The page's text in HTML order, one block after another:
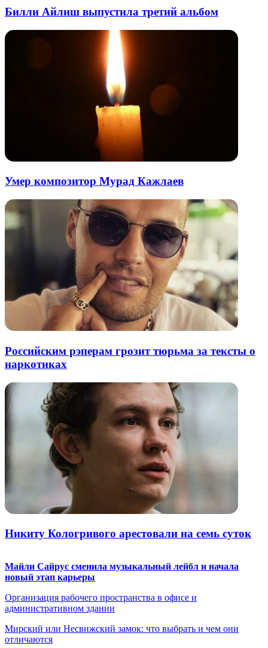
Билли Айлиш выпустила третий альбом
Умер композитор Мурад Кажлаев
Российским рэперам грозит тюрьма за тексты о
наркотиках
Никиту Кологривого арестовали на семь суток
Майли Сайрус сменила музыкальный лейбл и начала
новый этап карьеры
Организация рабочего пространства в офисе и
административном здании
Мирский или Несвижский замок: что выбрать и чем они
отличаются